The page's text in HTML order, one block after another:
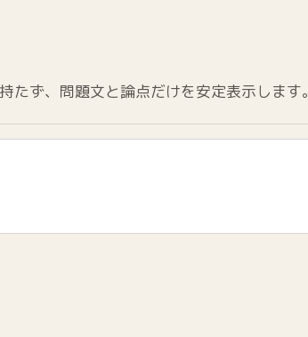
ず、問題文と論点だけを安定表示します。